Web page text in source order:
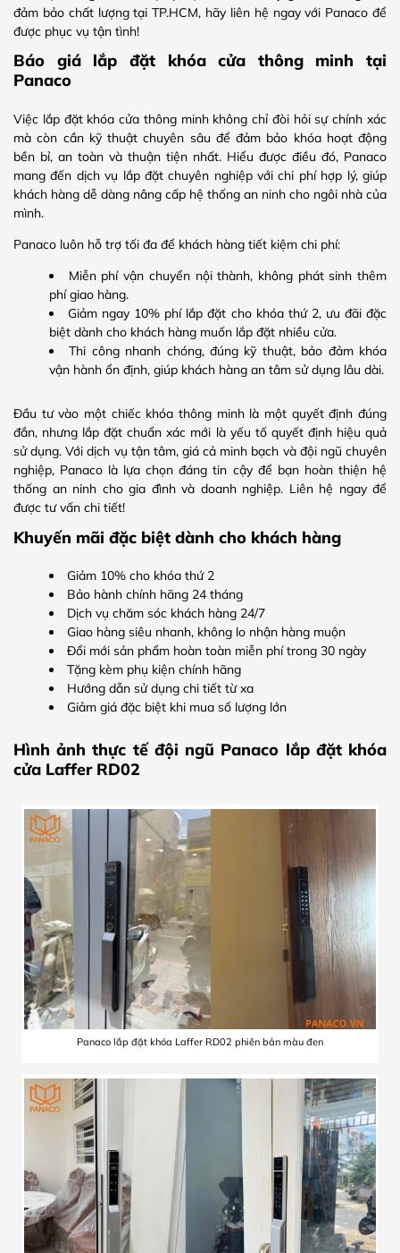
đảm bảo chất lượng tại TP.HCM, hãy liên hệ ngay với Panaco để
được phục vụ tận tình!
Báo giá lắp đặt khóa cửa thông minh tại
Panaco
Việc lắp đặt khóa cửa thông minh không chỉ đòi hỏi sự chính xác
mà còn cần kỹ thuật chuyên sâu để đảm bảo khóa hoạt động
bền bỉ, an toàn và thuận tiện nhất. Hiểu được điều đó, Panaco
mang đến dịch vụ lắp đặt chuyên nghiệp với chi phí hợp lý, giúp
khách hàng dễ dàng nâng cấp hệ thống an ninh cho ngôi nhà của
mình.
Panaco luôn hỗ trợ tối đa để khách hàng tiết kiệm chi phí:
Miễn phí vận chuyển nội thành, không phát sinh thêm
phí giao hàng.
Giảm ngay 10% phí lắp đặt cho khóa thứ 2, ưu đãi đặc
biệt dành cho khách hàng muốn lắp đặt nhiều cửa.
Thi công nhanh chóng, đúng kỹ thuật, bảo đảm khóa
vận hành ổn định, giúp khách hàng an tâm sử dụng lâu dài.
Đầu tư vào một chiếc khóa thông minh là một quyết định đúng
đắn, nhưng lắp đặt chuẩn xác mới là yếu tố quyết định hiệu quả
sử dụng. Với dịch vụ tận tâm, giá cả minh bạch và đội ngũ chuyên
nghiệp, Panaco là lựa chọn đáng tin cậy để bạn hoàn thiện hệ
thống an ninh cho gia đình và doanh nghiệp. Liên hệ ngay để
được tư vấn chi tiết!
Khuyến mãi đặc biệt dành cho khách hàng
Giảm 10% cho khóa thứ 2
Bảo hành chính hãng 24 tháng
Dịch vụ chăm sóc khách hàng 24/7
Giao hàng siêu nhanh, không lo nhận hàng muộn
Đổi mới sản phẩm hoàn toàn miễn phí trong 30 ngày
Tặng kèm phụ kiện chính hãng
Hướng dẫn sử dụng chi tiết từ xa
Giảm giá đặc biệt khi mua số lượng lớn
Hình ảnh thực tế đội ngũ Panaco lắp đặt khóa
cửa Laffer RD02
Panaco lắp đặt khóa Laffer RD02 phiên bản màu đen